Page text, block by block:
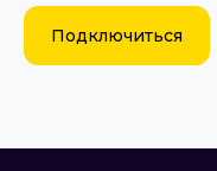
Подключиться